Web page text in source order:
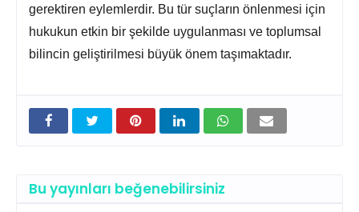
gerektiren eylemlerdir. Bu tür suçların önlenmesi için
hukukun etkin bir şekilde uygulanması ve toplumsal
bilincin geliştirilmesi büyük önem taşımaktadır.
Bu yayınları beğenebilirsiniz